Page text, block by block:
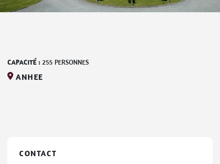
CAPACITÉ : 255 PERSONNES
ANHEE
CONTACT